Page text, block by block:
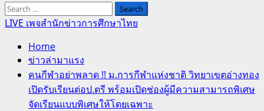
Search
for:
LIVE เพจสำนักข่าวการศึกษาไทย
Home
ข่าวล่ามาแรง
คนกีฬาอย่าพลาด !! ม.การกีฬาแห่งชาติ วิทยาเขตอ่างทอง
เปิดรับเรียนต่อป.ตรี พร้อมเปิดช่องผู้มีความสามารถพิเศษ
จัดเรียนแบบพิเศษให้โดยเฉพาะ